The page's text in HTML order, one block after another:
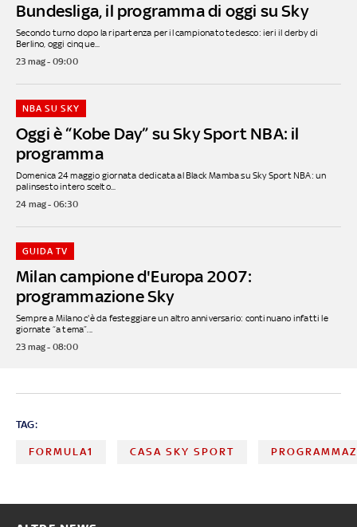
Bundesliga, il programma di oggi su Sky
Secondo turno dopo la ripartenza per il campionato tedesco: ieri il derby di
Berlino, oggi cinque...
23 mag - 09:00
Oggi è “Kobe Day” su Sky Sport NBA: il
programma
NBA SU SKY
Domenica 24 maggio giornata dedicata al Black Mamba su Sky Sport NBA: un
palinsesto intero scelto...
24 mag - 06:30
Milan campione d'Europa 2007:
programmazione Sky
GUIDA TV
Sempre a Milano c'è da festeggiare un altro anniversario: continuano infatti le
giornate “a tema”...
23 mag - 08:00
TAG:
FORMULA1 CASA SKY SPORT